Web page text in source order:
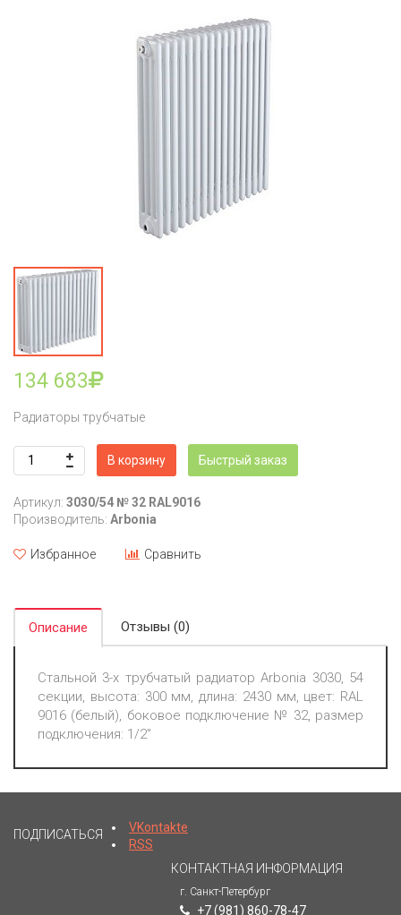
134 683
Радиаторы трубчатые
В корзину Быстрый заказ
Артикул: 3030/54 № 32 RAL9016
Производитель: Arbonia
Избранное Сравнить
Описание Отзывы (0)
Стальной 3-х трубчатый радиатор Arbonia 3030, 54
секции, высота: 300 мм, длина: 2430 мм, цвет: RAL
9016 (белый), боковое подключение № 32, размер
подключения: 1/2"
ПОДПИСАТЬСЯ
VKontakte
RSS
КОНТАКТНАЯ ИНФОРМАЦИЯ
г. Санкт-Петербург
+7 (981) 860-78-47